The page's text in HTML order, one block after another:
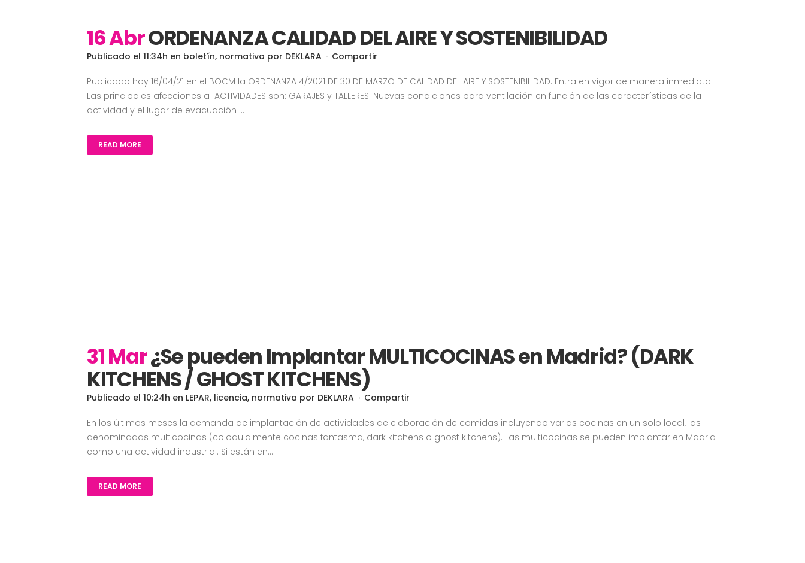
16 AbrORDENANZA CALIDAD DEL AIRE Y SOSTENIBILIDAD
Publicado el 11:34h en boletín, normativa por DEKLARA Compartir
Publicado hoy 16/04/21 en el BOCM la ORDENANZA 4/2021 DE 30 DE MARZO DE CALIDAD DEL AIRE Y SOSTENIBILIDAD. Entra en vigor de manera inmediata.
Las principales afecciones a ACTIVIDADES son: GARAJES y TALLERES. Nuevas condiciones para ventilación en función de las características de la
actividad y el lugar de evacuación ...
READ MORE
31 Mar¿Se pueden Implantar MULTICOCINAS en Madrid? (DARK
KITCHENS / GHOST KITCHENS)
Publicado el 10:24h en LEPAR, licencia, normativa por DEKLARA Compartir
En los últimos meses la demanda de implantación de actividades de elaboración de comidas incluyendo varias cocinas en un solo local, las
denominadas multicocinas (coloquialmente cocinas fantasma, dark kitchens o ghost kitchens). Las multicocinas se pueden implantar en Madrid
como una actividad industrial. Si están en...
READ MORE